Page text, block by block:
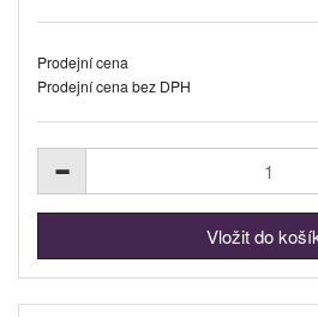
Prodejní cena
Prodejní cena bez DPH